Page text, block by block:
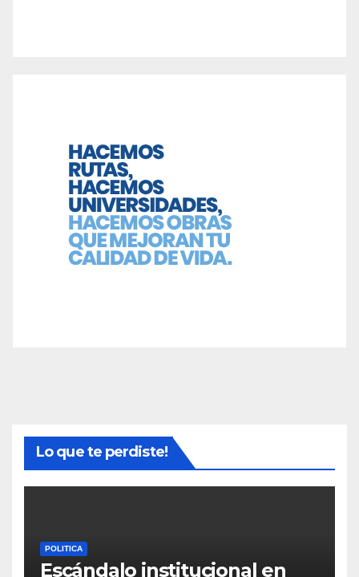
Lo que te perdiste!
POLITICA
Escándalo institucional en